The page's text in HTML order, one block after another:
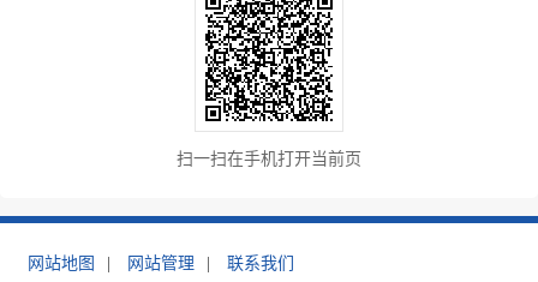
扫一扫在手机打开当前页
网站地图 网站管理 联系我们